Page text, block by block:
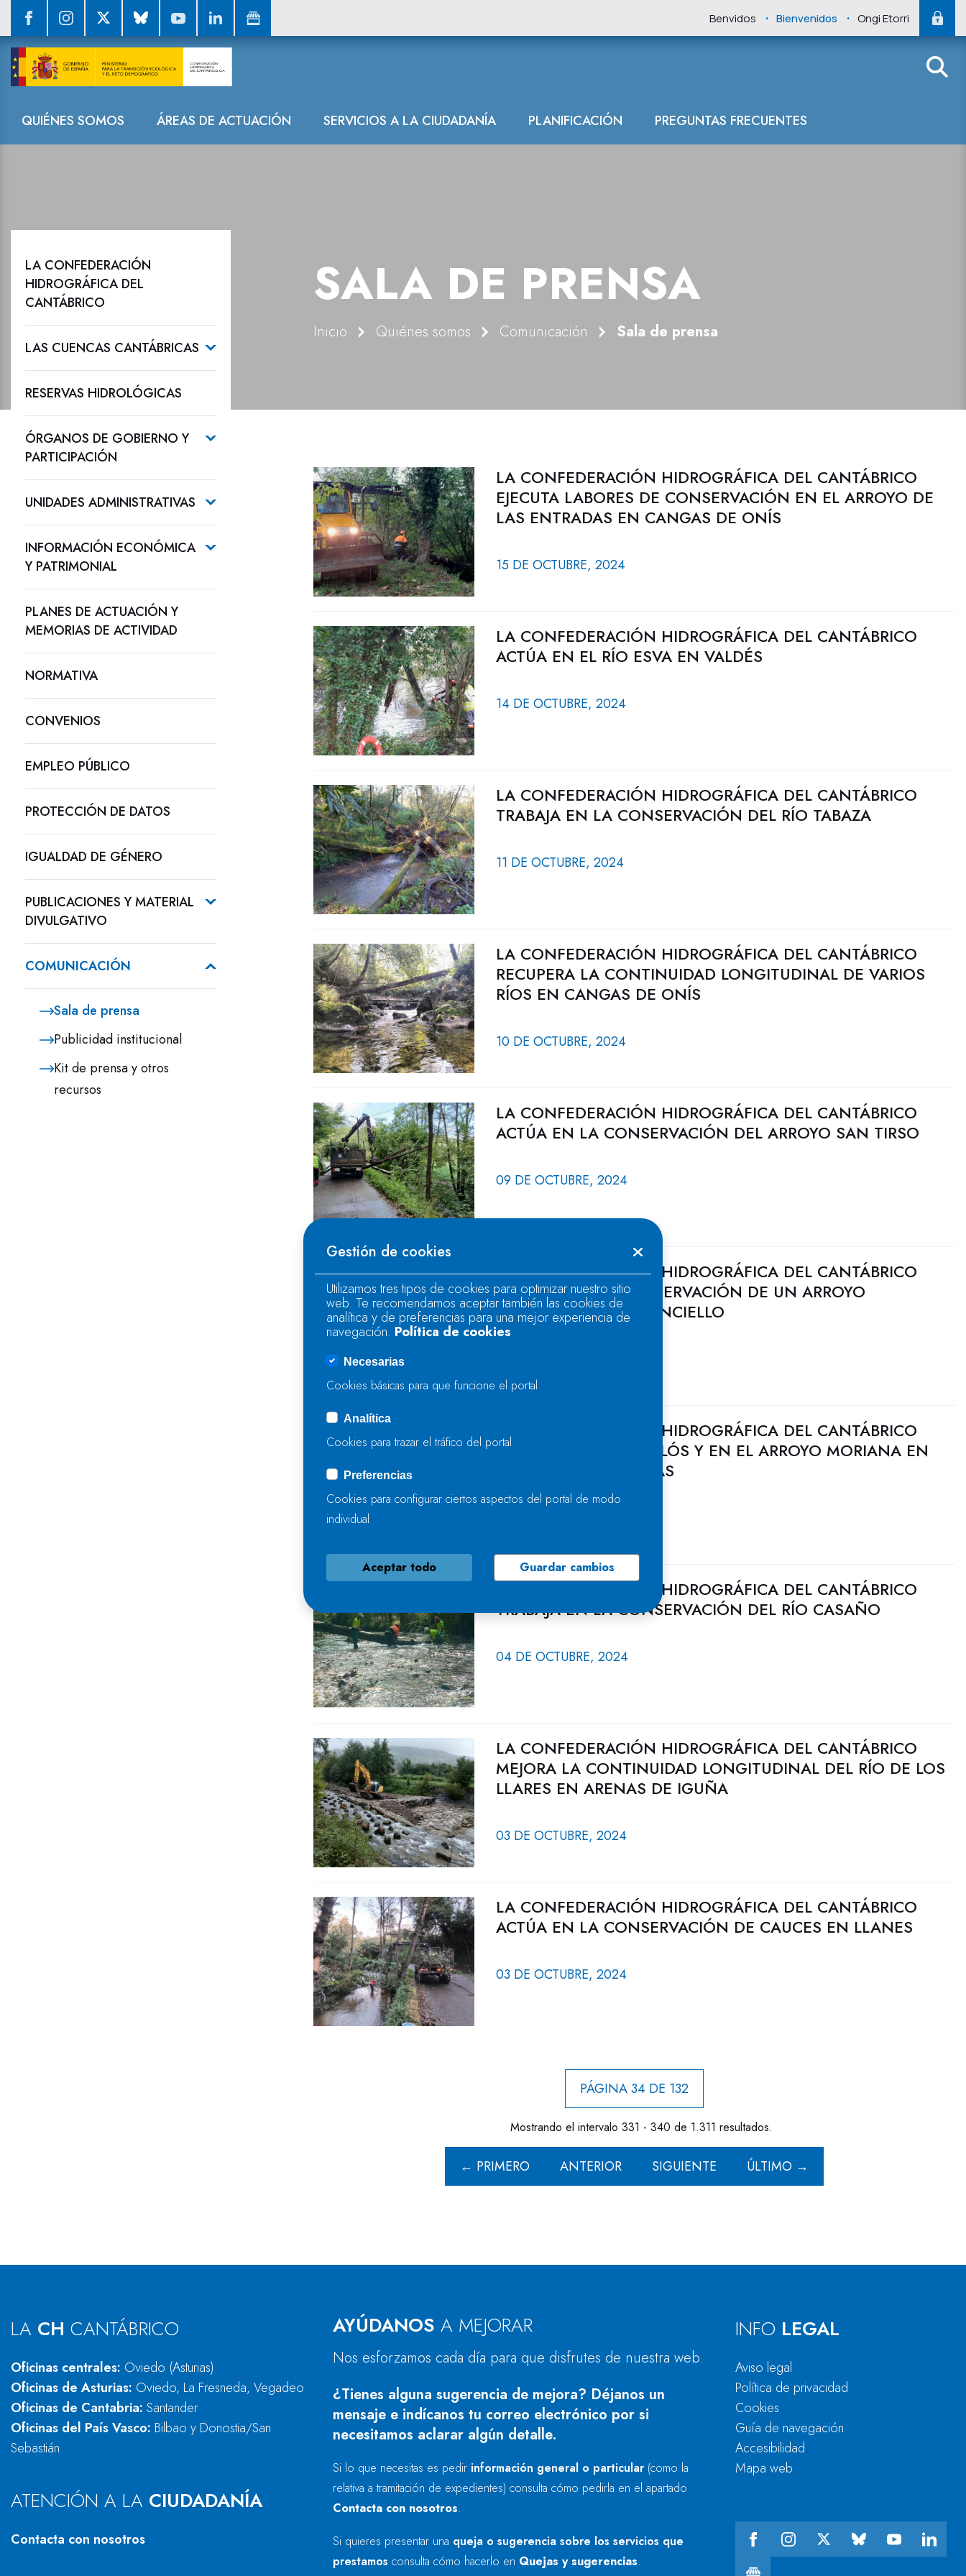
Benvidos . Bienvenidos . Ongi Etorri
Navegación
QUIÉNES SOMOS ÁREAS DE ACTUACIÓN SERVICIOS A LA CIUDADANÍA PLANIFICACIÓN PREGUNTAS FRECUENTES
Sala de prensa
SALA DE PRENSA
Inicio Quiénes somos Comunicación Sala de prensa
LA CONFEDERACIÓN
HIDROGRÁFICA DEL
CANTÁBRICO
LAS CUENCAS CANTÁBRICAS
RESERVAS HIDROLÓGICAS
ÓRGANOS DE GOBIERNO Y
PARTICIPACIÓN
UNIDADES ADMINISTRATIVAS
INFORMACIÓN ECONÓMICA
Y PATRIMONIAL
PLANES DE ACTUACIÓN Y
MEMORIAS DE ACTIVIDAD
NORMATIVA
CONVENIOS
EMPLEO PÚBLICO
PROTECCIÓN DE DATOS
IGUALDAD DE GÉNERO
PUBLICACIONES Y MATERIAL
DIVULGATIVO
COMUNICACIÓN
Sala de prensa
Publicidad institucional
Kit de prensa y otros
recursos
LA CONFEDERACIÓN HIDROGRÁFICA DEL CANTÁBRICO
EJECUTA LABORES DE CONSERVACIÓN EN EL ARROYO DE
LAS ENTRADAS EN CANGAS DE ONÍS
15 DE OCTUBRE, 2024
LA CONFEDERACIÓN HIDROGRÁFICA DEL CANTÁBRICO
ACTÚA EN EL RÍO ESVA EN VALDÉS
14 DE OCTUBRE, 2024
LA CONFEDERACIÓN HIDROGRÁFICA DEL CANTÁBRICO
TRABAJA EN LA CONSERVACIÓN DEL RÍO TABAZA
11 DE OCTUBRE, 2024
LA CONFEDERACIÓN HIDROGRÁFICA DEL CANTÁBRICO
RECUPERA LA CONTINUIDAD LONGITUDINAL DE VARIOS
RÍOS EN CANGAS DE ONÍS
10 DE OCTUBRE, 2024
LA CONFEDERACIÓN HIDROGRÁFICA DEL CANTÁBRICO
ACTÚA EN LA CONSERVACIÓN DEL ARROYO SAN TIRSO
09 DE OCTUBRE, 2024
LA CONFEDERACIÓN HIDROGRÁFICA DEL CANTÁBRICO
TRABAJA EN LA CONSERVACIÓN DE UN ARROYO
INNOMINADO EN FONCIELLO
LA CONFEDERACIÓN HIDROGRÁFICA DEL CANTÁBRICO
CONSERVA EL RÍO ARLÓS Y EN EL ARROYO MORIANA EN
CORVERA DE ASTURIAS
LA CONFEDERACIÓN HIDROGRÁFICA DEL CANTÁBRICO
TRABAJA EN LA CONSERVACIÓN DEL RÍO CASAÑO
04 DE OCTUBRE, 2024
LA CONFEDERACIÓN HIDROGRÁFICA DEL CANTÁBRICO
MEJORA LA CONTINUIDAD LONGITUDINAL DEL RÍO DE LOS
LLARES EN ARENAS DE IGUÑA
03 DE OCTUBRE, 2024
LA CONFEDERACIÓN HIDROGRÁFICA DEL CANTÁBRICO
ACTÚA EN LA CONSERVACIÓN DE CAUCES EN LLANES
03 DE OCTUBRE, 2024
PÁGINA 34 DE 132
Mostrando el intervalo 331 - 340 de 1.311 resultados.
← PRIMERO ANTERIOR SIGUIENTE ÚLTIMO →
LA CH CANTÁBRICO
Oficinas centrales: Oviedo (Asturias)
Oficinas de Asturias: Oviedo, La Fresneda, Vegadeo
Oficinas de Cantabria: Santander
Oficinas del País Vasco: Bilbao y Donostia/San
Sebastián
ATENCIÓN A LA CIUDADANÍA
Contacta con nosotros
AYÚDANOS A MEJORAR
Nos esforzamos cada día para que disfrutes de nuestra web.
¿Tienes alguna sugerencia de mejora? Déjanos un
mensaje e indícanos tu correo electrónico por si
necesitamos aclarar algún detalle.
Si lo que necesitas es pedir información general o particular (como la
relativa a tramitación de expedientes) consulta cómo pedirla en el apartado
Contacta con nosotros.
Si quieres presentar una queja o sugerencia sobre los servicios que
prestamos consulta cómo hacerlo en Quejas y sugerencias.
INFO LEGAL
Aviso legal
Política de privacidad
Cookies
Guía de navegación
Accesibilidad
Mapa web
Gestión de cookies
Utilizamos tres tipos de cookies para optimizar nuestro sitio
web. Te recomendamos aceptar también las cookies de
analítica y de preferencias para una mejor experiencia de
navegación. Política de cookies
Necesarias
Cookies básicas para que funcione el portal
Analítica
Cookies para trazar el tráfico del portal
Preferencias
Cookies para configurar ciertos aspectos del portal de modo
individual
Aceptar todo Guardar cambios